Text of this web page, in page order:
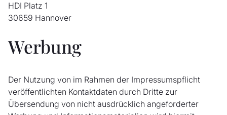
HDI Platz 1
30659 Hannover
Werbung
Der Nutzung von im Rahmen der Impressumspflicht
veröffentlichten Kontaktdaten durch Dritte zur
Übersendung von nicht ausdrücklich angeforderter